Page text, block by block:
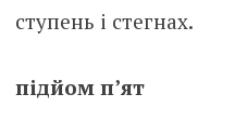
ступень і стегнах.
підйом п’ят